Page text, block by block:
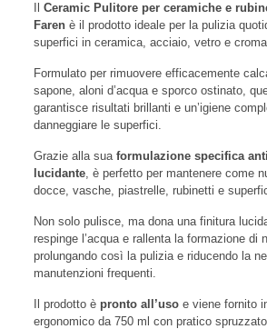
Ceramic Pulitore per ceramiche e
Farenè il prodotto ideale per la pulizia
superfici in ceramica, acciaio, vetro e
Formulato per rimuovere efficacemente
sapone, aloni d’acqua e sporco ostinato,
garantisce risultati brillanti e un’igiene
danneggiare le superfici.
Grazie alla sua formulazione specifica
lucidante, è perfetto per mantenere come
docce, vasche, piastrelle, rubinetti e
Non solo pulisce, ma dona una finitura
respinge l’acqua e rallenta la formazione di
prolungando così la pulizia e riducendo la
manutenzioni frequenti.
Il prodotto è pronto all’usoe viene fornito
ergonomico da 750 ml con pratico